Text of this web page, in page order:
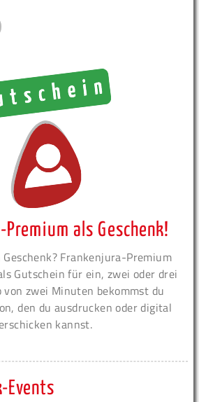
als Geschenk!
Frankenjura-Premium
Gutschein für ein, zwei oder drei
von zwei Minuten bekommst du
den du ausdrucken oder digital
kannst.
Events